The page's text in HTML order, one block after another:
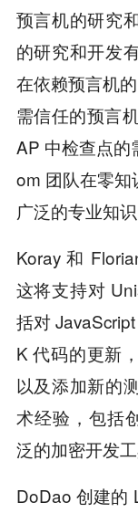
预言机的研究
的研究和开发
在依赖预言机
需信任的预言
AP 中检查点的
om 团队在零
广泛的专业知识
Koray和
这将支持对
括对
K 代码的更新
以及添加新的
术经验，包括
泛的加密开发
DoDao 创建的